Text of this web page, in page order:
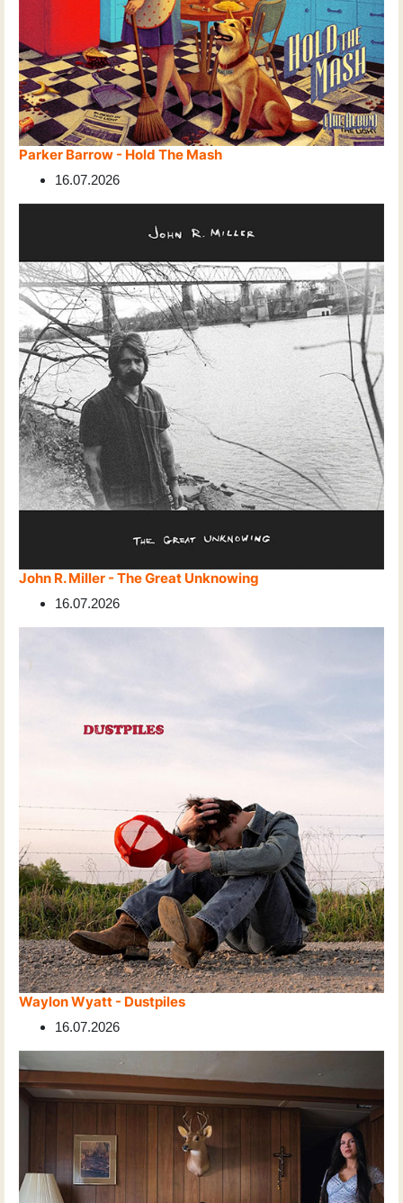
Parker Barrow - Hold The Mash
16.07.2026
John R. Miller - The Great Unknowing
16.07.2026
Waylon Wyatt - Dustpiles
16.07.2026